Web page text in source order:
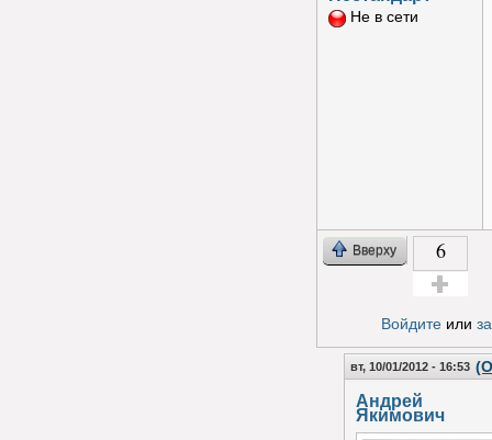
Не в сети
Вверху 6
Войдитеили
вт, 10/01/2012 - 16:53
Андрей
Якимович